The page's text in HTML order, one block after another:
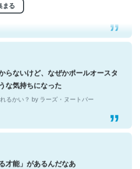
まる
るかい？ by ラーズ・ヌートバー
らないけど、なぜかポールオースタ
な気持ちになった
るかい？ by ラーズ・ヌートバー
才能」があるんだなあ